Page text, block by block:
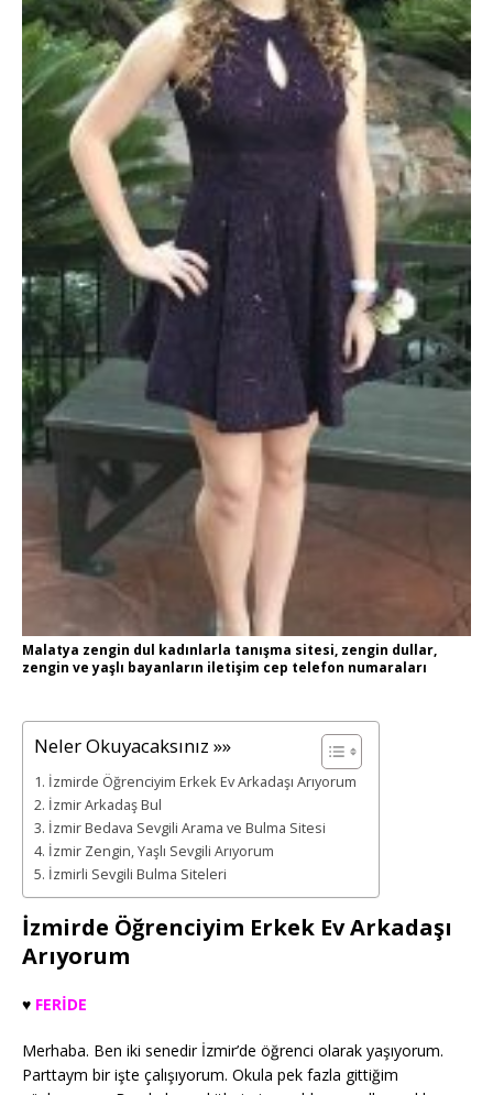
Malatya zengin dul kadınlarla tanışma sitesi, zengin dullar,
zengin ve yaşlı bayanların iletişim cep telefon numaraları
Neler Okuyacaksınız »»
İzmirde Öğrenciyim Erkek Ev Arkadaşı Arıyorum
İzmir Arkadaş Bul
İzmir Bedava Sevgili Arama ve Bulma Sitesi
İzmir Zengin, Yaşlı Sevgili Arıyorum
İzmirli Sevgili Bulma Siteleri
İzmirde Öğrenciyim Erkek Ev Arkadaşı
Arıyorum
♥️ FERİDE
Merhaba. Ben iki senedir İzmir’de öğrenci olarak yaşıyorum.
Parttaym bir işte çalışıyorum. Okula pek fazla gittiğim